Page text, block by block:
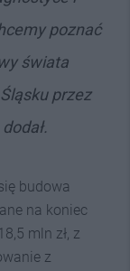
poznać
świata
przez
budowa
na koniec
mln zł, z
z